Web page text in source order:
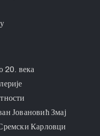
20. века
Јовановић Змај
Карловци